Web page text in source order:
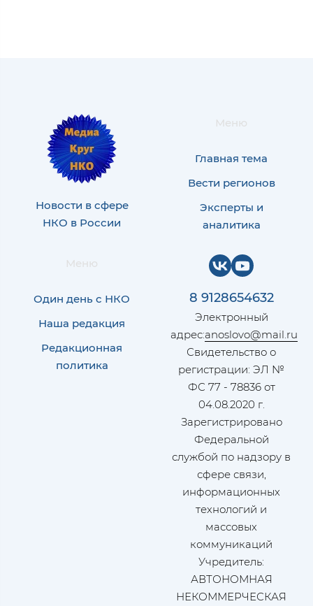
Новости в сфере
НКО в России
Меню
Главная тема
Вести регионов
Эксперты и
аналитика
Меню
Один день с НКО
Наша редакция
Редакционная
политика
8 9128654632
Электронный
адрес:anoslovo@mail.ru
Свидетельство о
регистрации: ЭЛ №
ФС 77 - 78836 от
04.08.2020 г.
Зарегистрировано
Федеральной
службой по надзору в
сфере связи,
информационных
технологий и
массовых
коммуникаций
Учредитель:
АВТОНОМНАЯ
НЕКОММЕРЧЕСКАЯ